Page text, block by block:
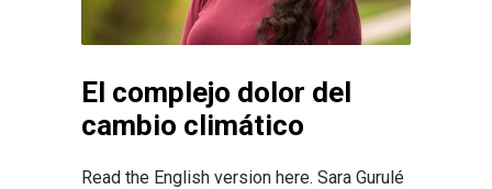
El complejo dolor del
cambio climático
Read the English version here. Sara Gurulé